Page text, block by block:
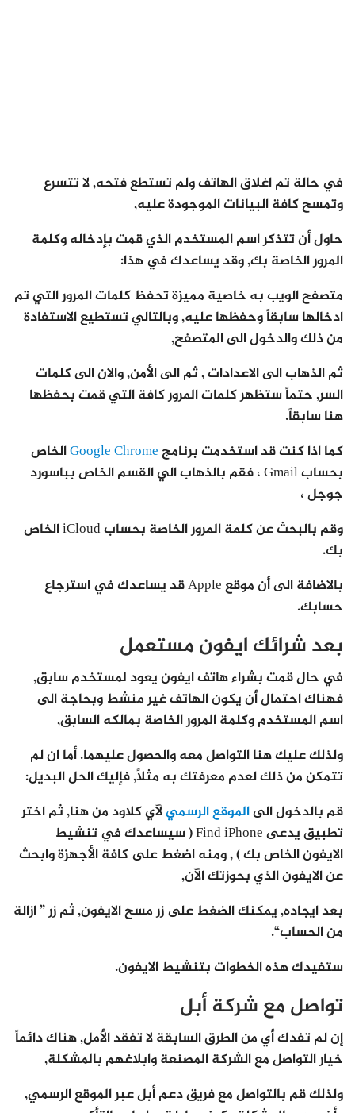
في حالة تم اغلاق الهاتف ولم تستطع فتحه, لا تتسرع
وتمسح كافة البيانات الموجودة عليه,
حاول أن تتذكر اسم المستخدم الذي قمت بإدخاله وكلمة
المرور الخاصة بك, وقد يساعدك في هذا:
متصفح الويب به خاصية مميزة تحفظ كلمات المرور التي تم
ادخالها سابقاً وحفظها عليه, وبالتالي تستطيع الاستفادة
من ذلك والدخول الى المتصفح,
ثم الذهاب الى الاعدادات , ثم الى الأمن, والان الى كلمات
السر, حتماً ستظهر كلمات المرور كافة التي قمت بحفظها
هنا سابقاً.
كما اذا كنت قد استخدمت برنامجGoogle Chromeالخاص
بحساب Gmail ، فقم بالذهاب الي القسم الخاص بباسورد
جوجل ،
وقم بالبحث عن كلمة المرور الخاصة بحساب iCloud الخاص
بك.
بالاضافة الى أن موقع Apple قد يساعدك في استرجاع
حسابك.
بعد شرائك ايفون مستعمل
في حال قمت بشراء هاتف ايفون يعود لمستخدم سابق,
فهناك احتمال أن يكون الهاتف غير منشط وبحاجة الى
اسم المستخدم وكلمة المرور الخاصة بمالكه السابق,
ولذلك عليك هنا التواصل معه والحصول عليهما. أما ان لم
تتمكن من ذلك لعدم معرفتك به مثلاً, فإليك الحل البديل:
قم بالدخول الىالموقع الرسميلآي كلاود من هنا, ثم اختر
تطبيق يدعى Find iPhone ( سيساعدك في تنشيط
الايفون الخاص بك ) , ومنه اضغط على كافة الأجهزة وابحث
عن الايفون الذي بحوزتك الآن,
بعد ايجاده, يمكنك الضغط على زر مسح الايفون, ثم زر ” ازالة
من الحساب“.
ستفيدك هذه الخطوات بتنشيط الايفون.
تواصل مع شركة أبل
إن لم تفدك أي من الطرق السابقة لا تفقد الأمل, هناك دائماً
خيار التواصل مع الشركة المصنعة وابلاغهم بالمشكلة,
ولذلك قم بالتواصل مع فريق دعم أبل عبر الموقع الرسمي,